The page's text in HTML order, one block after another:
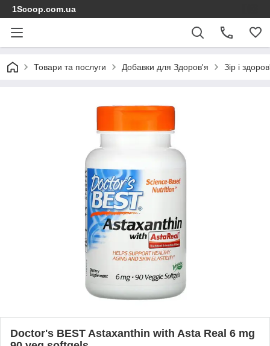
1Scoop.com.ua
Товари та послуги Добавки для Здоров'я Зір і
Doctor's BEST Astaxanthin with Asta Real 6 mg